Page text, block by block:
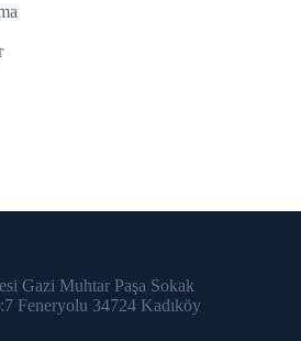
Gazi Muhtar Paşa Sokak
Feneryolu 34724 Kadıköy